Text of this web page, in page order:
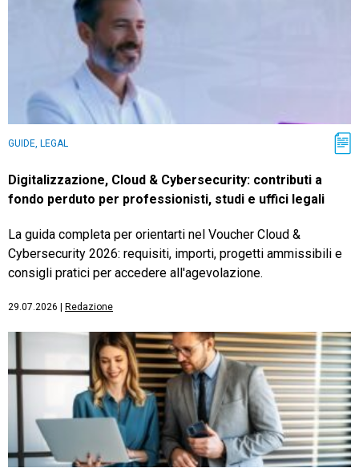
GUIDE, LEGAL
Digitalizzazione, Cloud & Cybersecurity: contributi a
fondo perduto per professionisti, studi e uffici legali
La guida completa per orientarti nel Voucher Cloud &
Cybersecurity 2026: requisiti, importi, progetti ammissibili e
consigli pratici per accedere all'agevolazione.
29.07.2026 Redazione